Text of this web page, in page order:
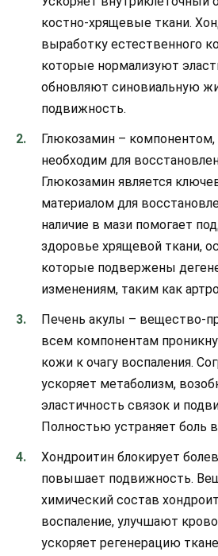
костно-хрящевые ткани.
выработку естественного
которые нормализуют
обновляют синовиальную
подвижность.
Глюкозамин –
необходим для
Глюкозамин является
материалом для
наличие в мази помогает
здоровье хрящевой ткани,
которые подвержены
изменениям, таким как
Печень акулы – вещество-
всем компонентам
кожи к очагу воспаления.
ускоряет метаболизм,
эластичность связок и
Полностью устраняет боль
Хондроитин блокирует
повышает подвижность.
химический состав
воспаление, улучшают
ускоряет регенерацию